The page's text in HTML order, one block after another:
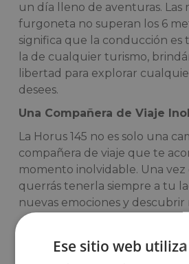
un día lleno de aventuras. Las
furgoneta no superan los 6
significa que la conducción es
la de cualquier turismo,
libertad para explorar
desees.
Una Compañera de Viaje
La Horus 145 no es solo una
compañera de viaje que te
momento inolvidable. Una vez
querrás tenerla siempre a tu
nuevas emociones y
mismo modelo nuevo?
Ese sitio web